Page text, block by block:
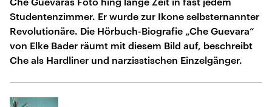
Studentenzimmer. Er wurde zur Ikone selbsternannter
Revolutionäre. Die Hörbuch-Biografie „Che Guevara“
von Elke Bader räumt mit diesem Bild auf, beschreibt
Che als Hardliner und narzisstischen Einzelgänger.